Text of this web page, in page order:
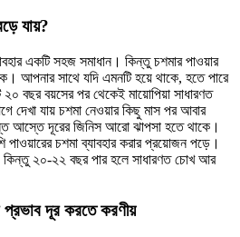
যায়?
একটি সহজ সমাধান। কিন্তু চশমার পাওয়ার
আপনার সাথে যদি এমনটি হয়ে থাকে, হতে পারে
বছর বয়সের পর থেকেই মায়োপিয়া সাধারণত
দেখা যায় চশমা নেওয়ার কিছু মাস পর আবার
আস্তে দূরের জিনিস আরো ঝাপসা হতে থাকে।
পাওয়ারের চশমা ব্যাবহার করার প্রয়োজন পড়ে।
কিন্তু ২০-২২ বছর পার হলে সাধারণত চোখ আর
প্রভাব দূর করতে করণীয়